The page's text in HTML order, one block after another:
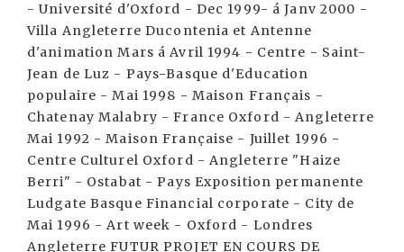
- Université d'Oxford - Dec 1999- á Janv 2000 -
Villa Angleterre Ducontenia et Antenne
d'animation Mars á Avril 1994 - Centre - Saint-
Jean de Luz - Pays-Basque d'Education
populaire - Mai 1998 - Maison Français -
Chatenay Malabry - France Oxford - Angleterre
Mai 1992 - Maison Française - Juillet 1996 -
Centre Culturel Oxford - Angleterre "Haize
Berri" - Ostabat - Pays Exposition permanente
Ludgate Basque Financial corporate - City de
Mai 1996 - Art week - Oxford - Londres
Angleterre FUTUR PROJET EN COURS DE